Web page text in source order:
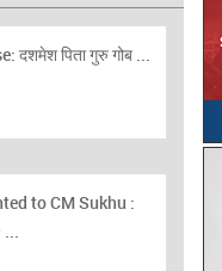
दशमेश पिता गुरु गोब ...
to CM Sukhu :
...